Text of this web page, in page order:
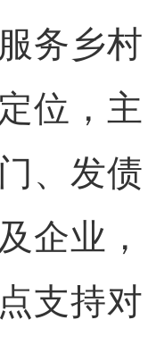
务乡村
位，主
、发债
企业，
支持对